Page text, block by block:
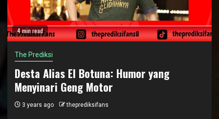
4 min read
The Prediksi
Desta Alias El Botuna: Humor yang
Menyinari Geng Motor
3 years ago theprediksifans